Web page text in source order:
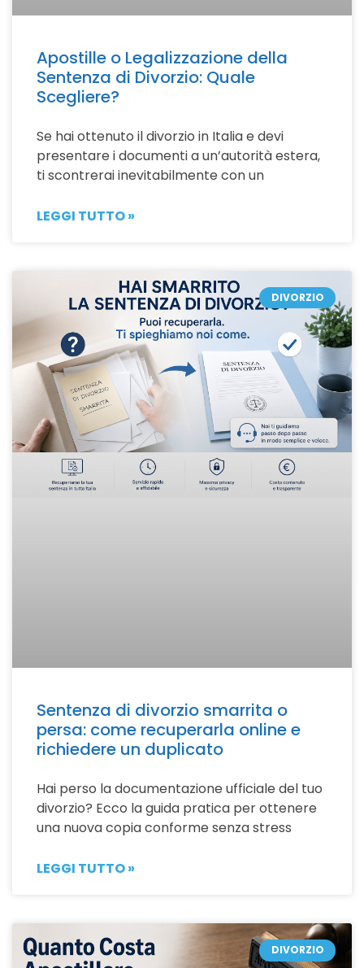
Apostille o Legalizzazione della
Sentenza di Divorzio: Quale
Scegliere?
Se hai ottenuto il divorzio in Italia e devi
presentare i documenti a un’autorità estera,
ti scontrerai inevitabilmente con un
LEGGI TUTTO »
DIVORZIO
Sentenza di divorzio smarrita o
persa: come recuperarla online e
richiedere un duplicato
Hai perso la documentazione ufficiale del tuo
divorzio? Ecco la guida pratica per ottenere
una nuova copia conforme senza stress
LEGGI TUTTO »
DIVORZIO